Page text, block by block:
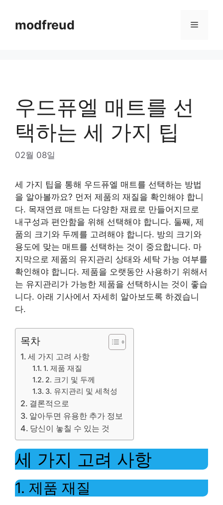
contentmodfreud Menu
우드퓨엘 매트를 선
택하는 세 가지 팁
02월 08일
세 가지 팁을 통해 우드퓨엘 매트를 선택하는 방법
을 알아볼까요? 먼저 제품의 재질을 확인해야 합니
다. 목재연료 매트는 다양한 재료로 만들어지므로
내구성과 편안함을 위해 선택해야 합니다. 둘째, 제
품의 크기와 두께를 고려해야 합니다. 방의 크기와
용도에 맞는 매트를 선택하는 것이 중요합니다. 마
지막으로 제품의 유지관리 상태와 세탁 가능 여부를
확인해야 합니다. 제품을 오랫동안 사용하기 위해서
는 유지관리가 가능한 제품을 선택하시는 것이 좋습
니다. 아래 기사에서 자세히 알아보도록 하겠습니
다.
목차
세 가지 고려 사항
1. 제품 재질
2. 크기 및 두께
3. 유지관리 및 세척성
결론적으로
알아두면 유용한 추가 정보
당신이 놓칠 수 있는 것
세 가지 고려 사항
1. 제품 재질